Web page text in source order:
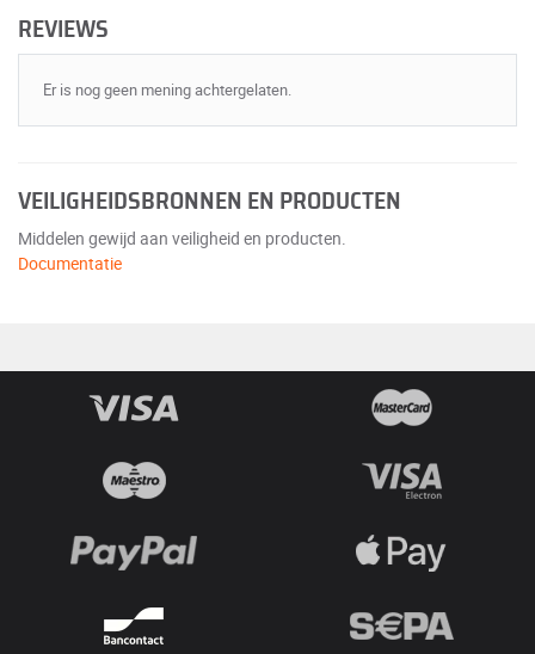
REVIEWS
Er is nog geen mening achtergelaten.
VEILIGHEIDSBRONNEN EN PRODUCTEN
Middelen gewijd aan veiligheid en producten.
Documentatie